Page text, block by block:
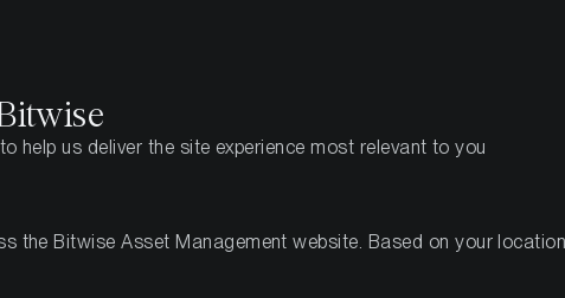
help us deliver the site experience most relevant to you
the Bitwise Asset Management website. Based on your